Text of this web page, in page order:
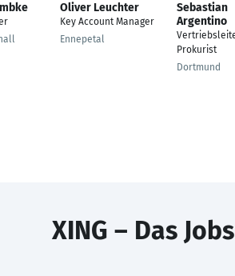
Oliver Leuchter
Key Account Manager
Ennepetal
Sebastian
Argentino
Prokurist
Dortmund
XING – Das